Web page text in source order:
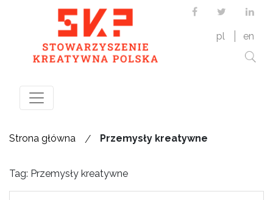
FacebookTwitter
pl en
Strona główna / Przemysły kreatywne
Tag: Przemysły kreatywne